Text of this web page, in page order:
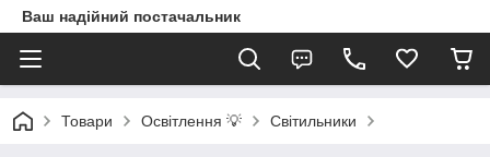
Ваш надійний постачальник
Товари Освітлення 💡 Світильники